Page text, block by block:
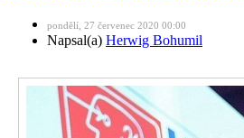
pondělí, 27 červenec 2020 00:00
Napsal(a) Herwig Bohumil